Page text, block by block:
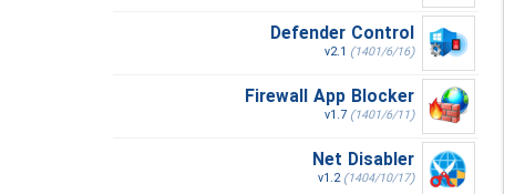
Defender Control
v2.1 (1401/6/16)
Firewall App Blocker
v1.7 (1401/6/11)
Net Disabler
v1.2(1404/10/17)